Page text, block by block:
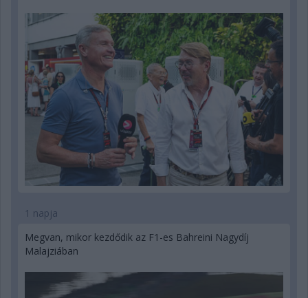
1 napja
Megvan, mikor kezdődik az F1-es Bahreini Nagydíj
Malajziában